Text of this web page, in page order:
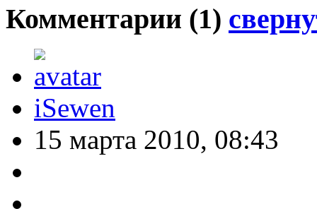
Комментарии (1)
iSewen
15 марта 2010, 08:43